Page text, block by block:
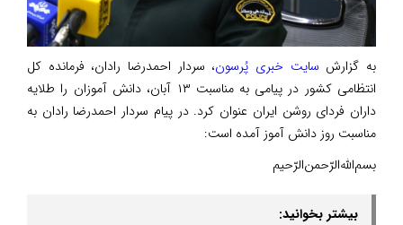
به گزارش سایت خبری پُرسون، سردار احمدرضا رادان، فرمانده کل
انتظامی کشور در پیامی به مناسبت ۱۳ آبان، دانش آموزان را طلایه
داران فردای روشن ایران عنوان کرد. در پیام سردار احمدرضا رادان به
مناسبت روز دانش آموز آمده است:
بسم‌الله‌الرّحمن‌الرّحیم
بیشتر بخوانید: